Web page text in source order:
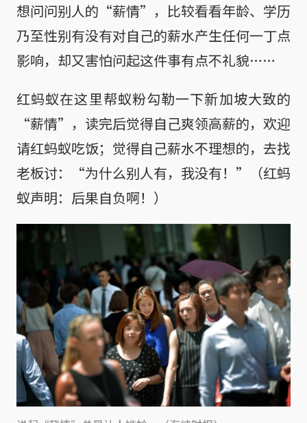
想问问别人的“薪情”，比较看看年龄、学历
乃至性别有没有对自己的薪水产生任何一丁点
影响，却又害怕问起这件事有点不礼貌……
红蚂蚁在这里帮蚁粉勾勒一下新加坡大致的
“薪情”，读完后觉得自己爽领高薪的，欢迎
请红蚂蚁吃饭；觉得自己薪水不理想的，去找
老板讨：“为什么别人有，我没有！”（红蚂
蚁声明：后果自负啊！）